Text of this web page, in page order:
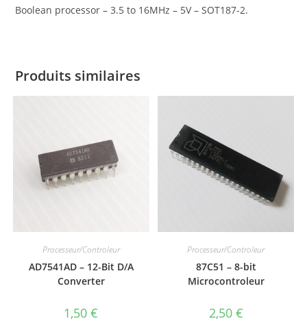
Boolean processor – 3.5 to 16MHz – 5V – SOT187-2.
Produits similaires
Processeur/Controleur
AD7541AD – 12-Bit D/A
Converter
1,50€
Processeur/Controleur
87C51 – 8-bit
Microcontroleur
2,50 €